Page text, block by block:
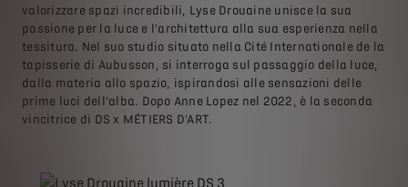
valorizzare spazi incredibili, Lyse Drouaine unisce la sua
passione per la luce e l'architettura alla sua esperienza nella
tessitura. Nel suo studio situato nella Cité Internationale de la
tapisserie di Aubusson, si interroga sul passaggio della luce,
dalla materia allo spazio, ispirandosi alle sensazioni delle
prime luci dell'alba. Dopo Anne Lopez nel 2022, è la seconda
vincitrice di DS x MÉTIERS D'ART.